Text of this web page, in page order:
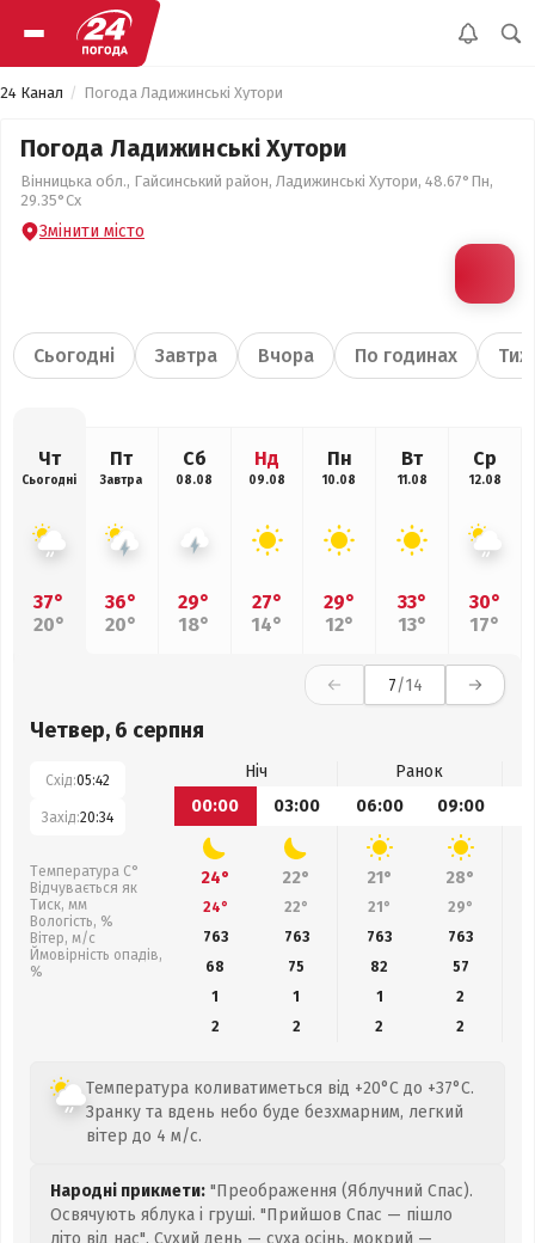
24 Канал Погода Ладижинські Хутори
Погода Ладижинські Хутори
Вінницька обл., Гайсинський район, Ладижинські Хутори, 48.67°Пн,
29.35°Сх
Змінити місто
Сьогодні Завтра Вчора По годинах
Чт
Сьогодні
37°
20°
Пт
Завтра
36°
20°
Сб
08.08
29°
18°
Нд
09.08
27°
14°
Пн
10.08
29°
12°
Вт
11.08
33°
13°
Ср
12.08
30°
17°
7/14
Четвер, 6 серпня
Схід:05:42
Захід:20:34
Температура С°
Відчувається як
Тиск, мм
Вологість, %
Вітер, м/с
Ймовірність опадів,
%
Ніч
Ранок
00:00
03:00 06:00 09:00
24° 22° 21° 28°
24° 22° 21° 29°
763
763 763 763
68
75 82
57
1
1 1
2
2
2 2 2
Температура коливатиметься від +20°C до +37°C.
Зранку та вдень небо буде безхмарним, легкий
вітер до 4 м/с.
Народні прикмети: "Преображення (Яблучний Спас).
Освячують яблука і груші. "Прийшов Спас — пішло
літо від нас". Сухий день — суха осінь, мокрий —